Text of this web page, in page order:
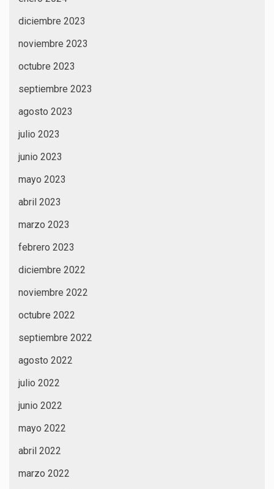
diciembre 2023
noviembre 2023
octubre 2023
septiembre 2023
agosto 2023
julio 2023
junio 2023
mayo 2023
abril 2023
marzo 2023
febrero 2023
diciembre 2022
noviembre 2022
octubre 2022
septiembre 2022
agosto 2022
julio 2022
junio 2022
mayo 2022
abril 2022
marzo 2022